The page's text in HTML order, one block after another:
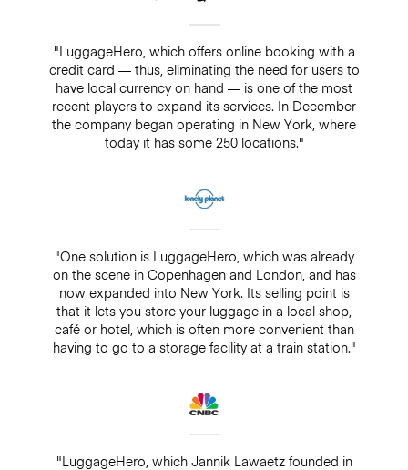
"LuggageHero, which offers online booking with a
credit card — thus, eliminating the need for users to
have local currency on hand — is one of the most
recent players to expand its services. In December
the company began operating in New York, where
today it has some 250 locations."
"One solution is LuggageHero, which was already
on the scene in Copenhagen and London, and has
now expanded into New York. Its selling point is
that it lets you store your luggage in a local shop,
café or hotel, which is often more convenient than
having to go to a storage facility at a train station."
"LuggageHero, which Jannik Lawaetz founded in